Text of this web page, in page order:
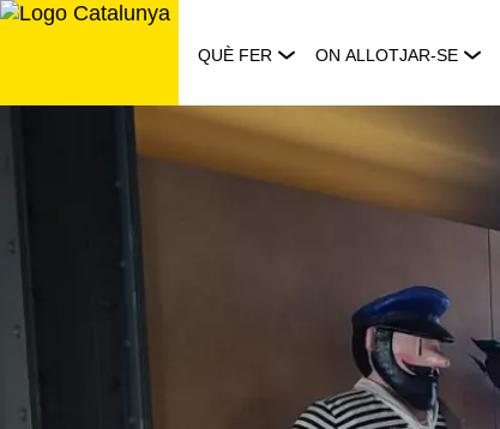
Saltar
QUÈ FER ON ALLOTJAR-SE